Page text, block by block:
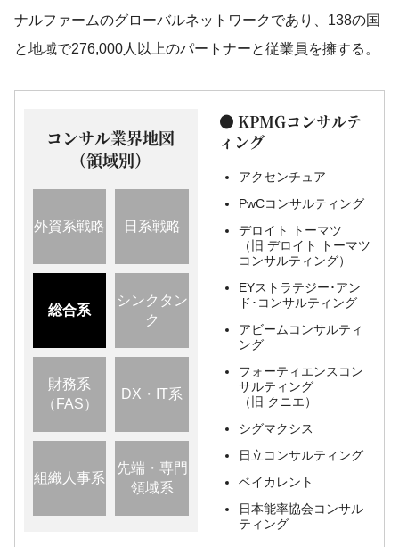
ナルファームのグローバルネットワークであり、138の国
と地域で276,000人以上のパートナーと従業員を擁する。
コンサル業界地図
（領域別）
外資系戦略 日系戦略
総合系
シンクタン
ク
財務系
（FAS）
DX・IT系
組織人事系
先端・専門
領域系
KPMGコンサルテ
ィング
アクセンチュア
PwCコンサルティング
デロイト トーマツ
（旧 デロイト トーマツ
コンサルティング）
EYストラテジー･アン
ド･コンサルティング
アビームコンサルティ
ング
フォーティエンスコン
サルティング
（旧 クニエ）
シグマクシス
日立コンサルティング
ベイカレント
日本能率協会コンサル
ティング